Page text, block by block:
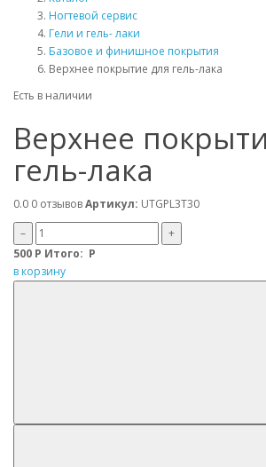
Ногтевой сервис
Гели и гель- лаки
Базовое и финишное покрытия
Верхнее покрытие для гель-лака
Есть в наличии
Верхнее
гель-лака
0.0 0 отзывовАртикул: UTGPL3T30
–
+
500 Р Итого: Р
в корзину